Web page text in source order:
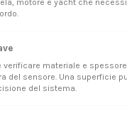
verificare materiale e
del sensore. Una superficie
del sistema.